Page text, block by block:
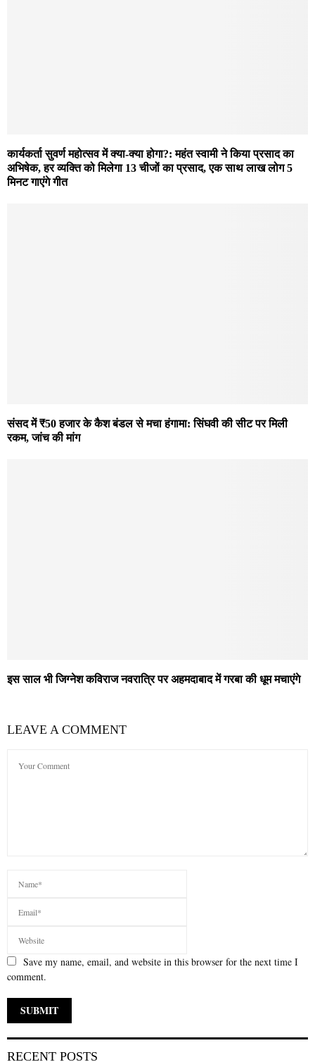
कार्यकर्ता सुवर्ण महोत्सव में क्या-क्या होगा?: महंत स्वामी ने किया प्रसाद का
अभिषेक, हर व्यक्ति को मिलेगा 13 चीजों का प्रसाद, एक साथ लाख लोग 5
मिनट गाएंगे गीत
संसद में ₹50 हजार के कैश बंडल से मचा हंगामा: सिंघवी की सीट पर मिली
रकम, जांच की मांग
इस साल भी जिग्नेश कविराज नवरात्रि पर अहमदाबाद में गरबा की धूम मचाएंगे
LEAVE A COMMENT
Save my name, email, and website in this browser for the next time I
comment.
RECENT POSTS